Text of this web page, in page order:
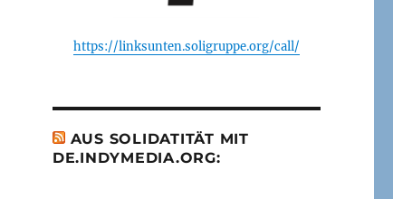
https://linksunten.soligruppe.org/call/
AUS SOLIDATITÄT MIT
DE.INDYMEDIA.ORG: